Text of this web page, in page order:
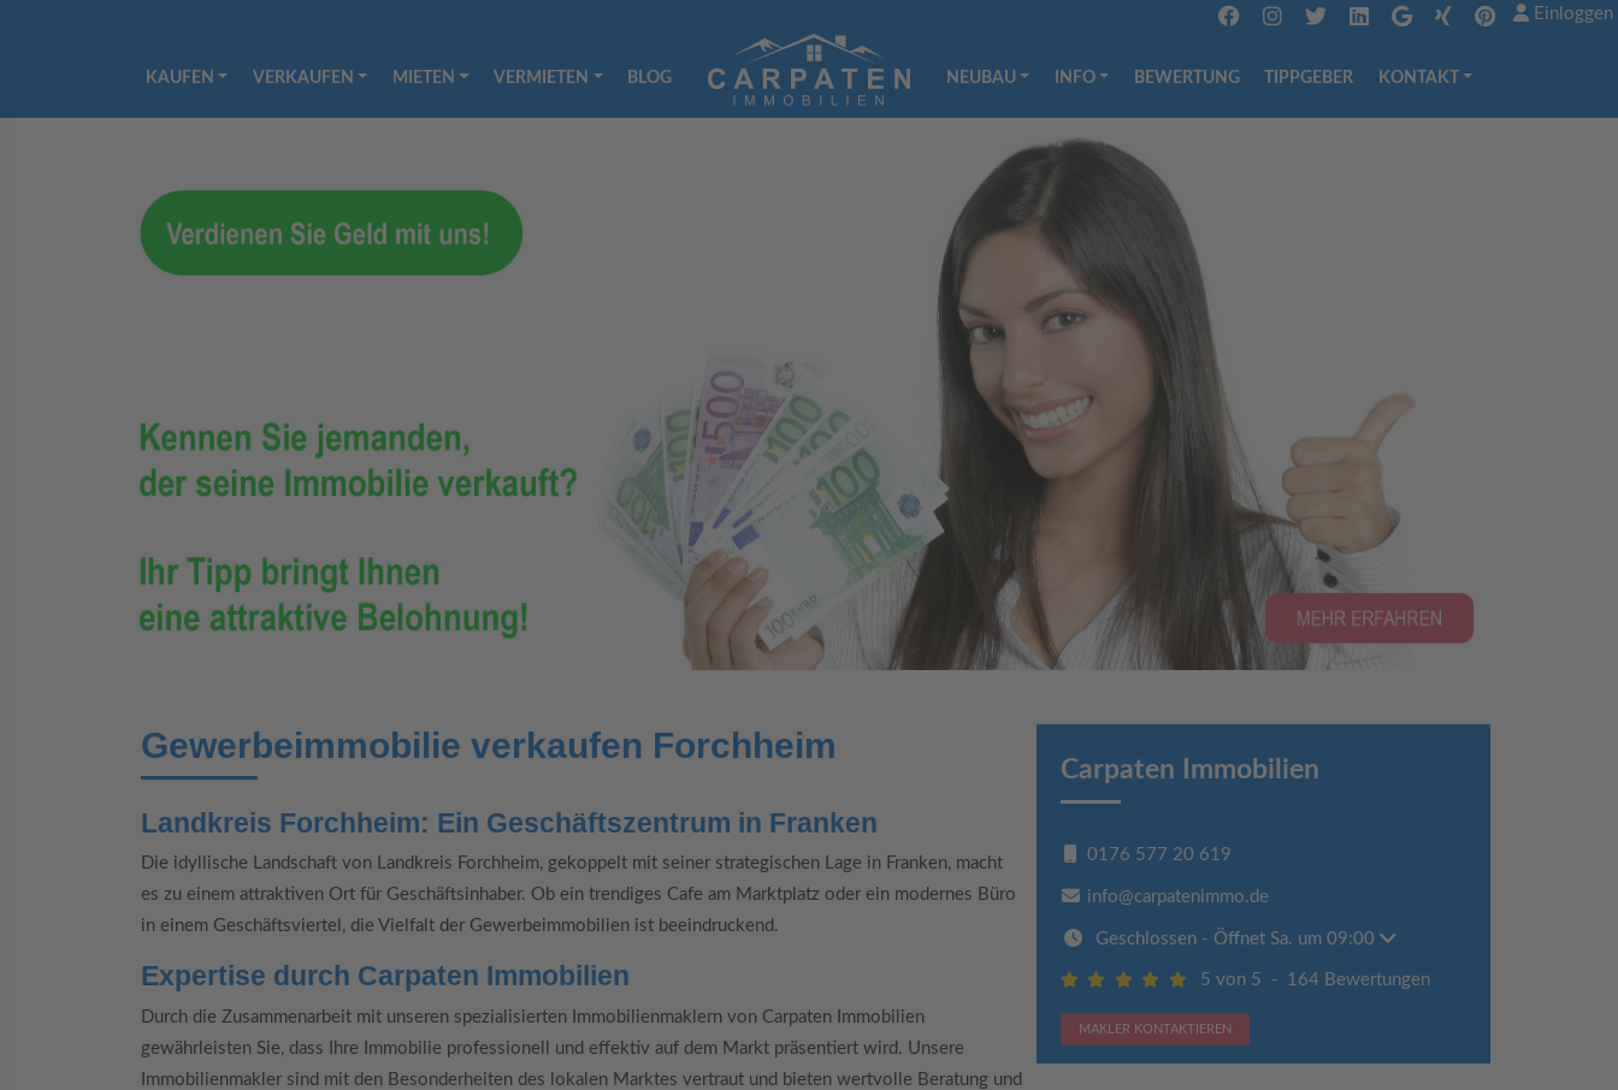
Einloggen
KAUFEN VERKAUFEN MIETEN VERMIETEN BLOG NEUBAU INFO BEWERTUNG TIPPGEBER KONTAKT
Gewerbeimmobilie verkaufen Forchheim
Landkreis Forchheim: Ein Geschäftszentrum in Franken
Die idyllische Landschaft von Landkreis Forchheim, gekoppelt mit seiner strategischen Lage in Franken, macht
es zu einem attraktiven Ort für Geschäftsinhaber. Ob ein trendiges Cafe am Marktplatz oder ein modernes Büro
in einem Geschäftsviertel, die Vielfalt der Gewerbeimmobilien ist beeindruckend.
Expertise durch Carpaten Immobilien
Durch die Zusammenarbeit mit unseren spezialisierten Immobilienmaklern von Carpaten Immobilien
gewährleisten Sie, dass Ihre Immobilie professionell und effektiv auf dem Markt präsentiert wird. Unsere
Immobilienmakler sind mit den Besonderheiten des lokalen Marktes vertraut und bieten wertvolle Beratung und
Carpaten Immobilien
0176 577 20 619
info@carpatenimmo.de
Geschlossen - Öffnet Sa. um 09:00
5 von 5 - 164 Bewertungen
MAKLER KONTAKTIEREN